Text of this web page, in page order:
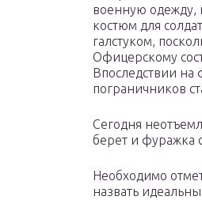
военную одежду,
костюм для
галстуком,
Офицерскому
Впоследствии на
пограничников
Сегодня
берет и фуражка
Необходимо
назвать